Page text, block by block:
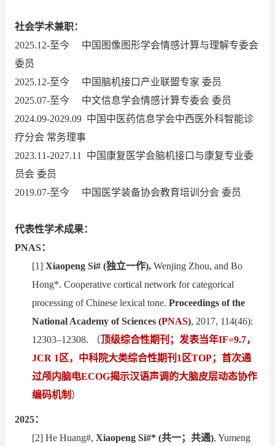
社会学术兼职：
2025.12-至今 中国图像图形学会情感计算与理解专委会
委员
2025.12-至今 中国脑机接口产业联盟专家 委员
2025.07-至今 中文信息学会情感计算专委会 委员
2024.09-2029.09 中国中医药信息学会中西医外科智能诊
疗分会 常务理事
2023.11-2027.11 中国康复医学会脑机接口与康复专业委
员会 委员
2019.07-至今 中国医学装备协会教育培训分会 委员
代表性学术成果：
PNAS：
[1] Xiaopeng Si#(独立一作),Wenjing Zhou, and Bo
Hong*. Cooperative cortical network for categorical
processing of Chinese lexical tone. Proceedings of the
National Academy of Sciences (PNAS), 2017, 114(46):
12303–12308. （顶级综合性期刊；发表当年IF=9.7，
JCR 1区，中科院大类综合性期刊1区TOP；首次通
过颅内脑电ECOG揭示汉语声调的大脑皮层动态协作
编码机制 ）
2025：
[2] He Huang#, Xiaopeng Si#* (共一；共通), Yumeng